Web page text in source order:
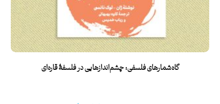
گاه‌شمارهای فلسفی: چشم‌اندازهایی در فلسفۀ قاره‌ای